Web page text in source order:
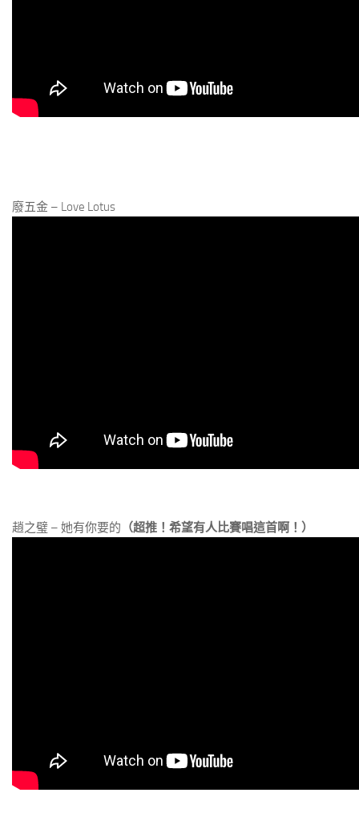
廢五金 – Love Lotus
趙之璧 – 她有你要的 （超推！希望有人比賽唱這首啊！）